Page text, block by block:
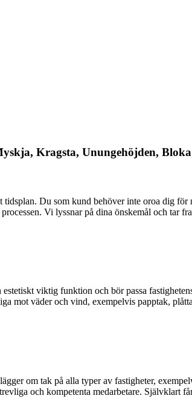
Kragsta, Unungehöjden,
Du som kund behöver inte oroa dig för
Vi lyssnar på dina önskemål och tar
viktig funktion och bör passa
mot väder och vind, exempelvis papptak,
om tak på alla typer av fastigheter,
och kompetenta medarbetare. Självklart